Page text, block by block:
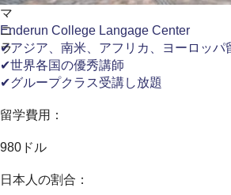
マ
ニ
ラ
Enderun College Langage Center
✔アジア、南米、アフリカ、ヨーロッパ
✔世界各国の優秀講師
✔グループクラス受講し放題
留学費用：
980ドル
日本人の割合：